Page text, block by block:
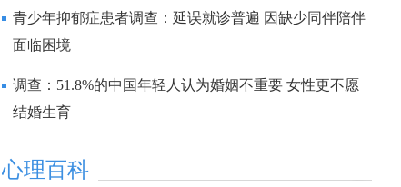
研究
青少年抑郁症患者调查：延误就诊普遍 因缺少同伴陪伴
面临困境
调查：51.8%的中国年轻人认为婚姻不重要 女性更不愿
结婚生育
心理百科